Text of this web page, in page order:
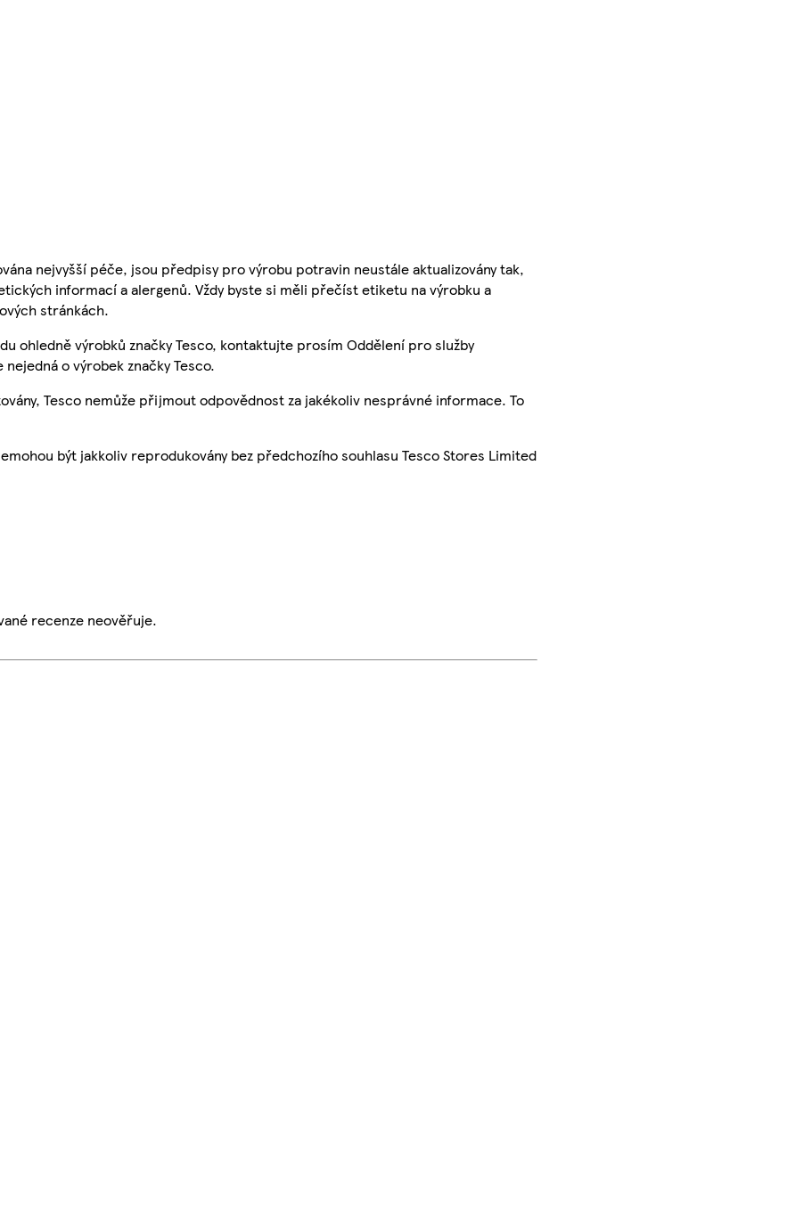
nejvyšší péče, jsou předpisy pro výrobu potravin neustále aktualizovány tak,
informací a alergenů. Vždy byste si měli přečíst etiketu na výrobku a
stránkách.
ohledně výrobků značky Tesco, kontaktujte prosím Oddělení pro služby
o výrobek značky Tesco.
Tesco nemůže přijmout odpovědnost za jakékoliv nesprávné informace. To
být jakkoliv reprodukovány bez předchozího souhlasu Tesco Stores Limited
recenze neověřuje.